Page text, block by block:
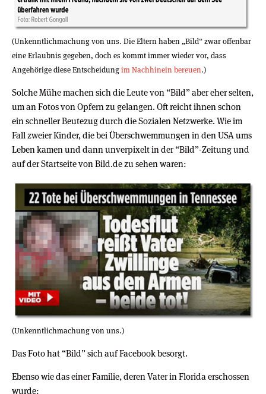
(Unkenntlichmachung von uns. Die Eltern haben „Bild“ zwar offenbar
eine Erlaubnis gegeben, doch es kommt immer wieder vor, dass
Angehörige diese Entscheidungim Nachhinein bereuen.)
Solche Mühe machen sich die Leute von “Bild” aber eher selten,
um an Fotos von Opfern zu gelangen. Oft reicht ihnen schon
ein schneller Beutezug durch die Sozialen Netzwerke. Wie im
Fall zweier Kinder, die bei Überschwemmungen in den USA ums
Leben kamen und dann unverpixelt in der “Bild”-Zeitung und
auf der Startseite von Bild.de zu sehen waren:
(Unkenntlichmachung von uns.)
Das Foto hat “Bild” sich auf Facebook besorgt.
Ebenso wie das einer Familie, deren Vater in Florida erschossen
wurde: